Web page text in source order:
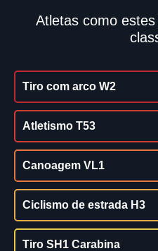
Atletas como
Tiro com arco W2
Atletismo T53
Canoagem VL1
Ciclismo de estrada H3
Tiro SH1 Carabina